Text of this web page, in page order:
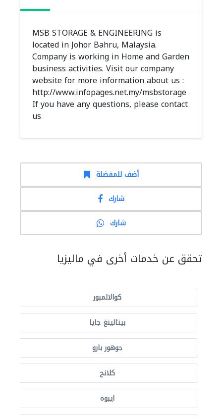
MSB STORAGE & ENGINEERING is
located in Johor Bahru, Malaysia.
Company is working in Home and Garden
business activities. Visit our company
website for more information about us :
http://www.infopages.net.my/msbstorage
If you have any questions, please contact
us
أضف للمفضلة
شارك
شارك
تحقق عن خدمات أخرى في ماليزيا
كوالالمبور
بيتالينغ جايا
جوهور بارو
كلانج
ايبوه